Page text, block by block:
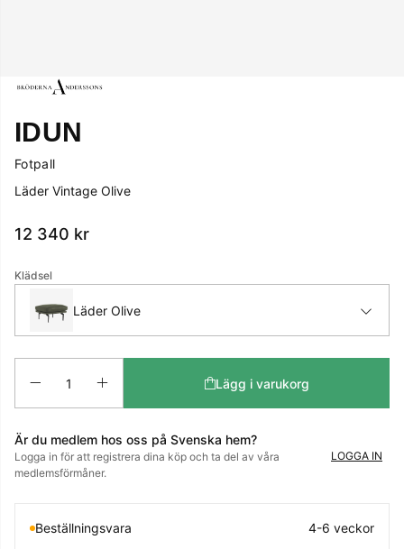
IDUN
Fotpall
Läder Vintage Olive
12 340 kr
Klädsel
Läder Olive
Lägg i varukorg
Är du medlem hos oss på Svenska hem?
Logga in för att registrera dina köp och ta del av våra
medlemsförmåner.
LOGGA IN
Beställningsvara 4-6 veckor